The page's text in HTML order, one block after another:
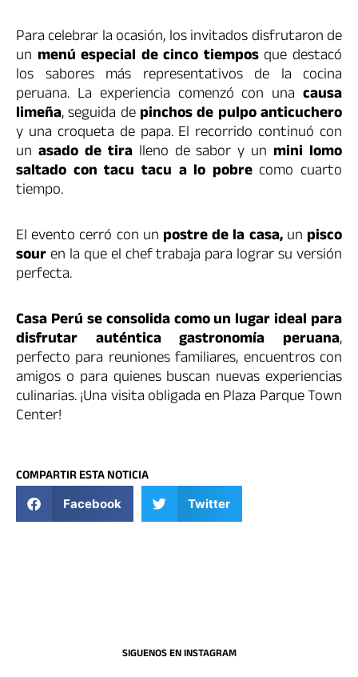
Para celebrar la ocasión, los invitados disfrutaron de
un menú especial de cinco tiemposque destacó
los sabores más representativos de la cocina
peruana. La experiencia comenzó con una causa
limeña, seguida depinchos de pulpo anticuchero
y una croqueta de papa. El recorrido continuó con
un asado de tiralleno de sabor y un mini lomo
saltado con tacu tacu a lo pobrecomo cuarto
tiempo.
El evento cerró con un postre de la casa,un pisco
souren la que el chef trabaja para lograr su versión
perfecta.
Casa Perú se consolida como un lugar ideal para
disfrutar auténtica gastronomía peruana,
perfecto para reuniones familiares, encuentros con
amigos o para quienes buscan nuevas experiencias
culinarias. ¡Una visita obligada en Plaza Parque Town
Center!
COMPARTIR ESTA NOTICIA
Facebook Twitter
SIGUENOS EN INSTAGRAM